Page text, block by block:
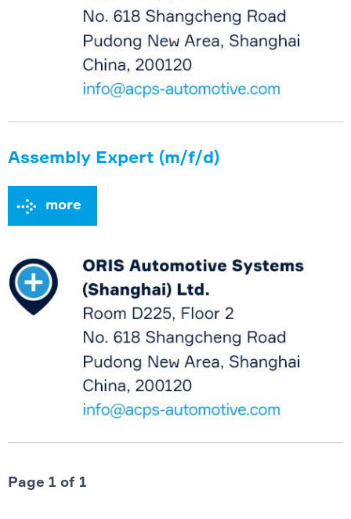
Assembly Expert (m/f/d)
more
Page 1 of 1